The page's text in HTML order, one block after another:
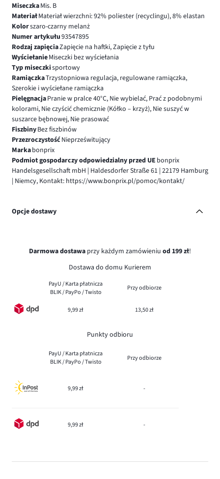
MiseczkaMis. B
MateriałMateriał wierzchni: 92% poliester (recyclingu), 8% elastan
Kolorszaro-czarny melanż
Numer artykułu93547895
Rodzaj zapięciaZapięcie na haftki, Zapięcie z tyłu
WyściełanieMiseczki bez wyściełania
Typ miseczkisportowy
RamiączkaTrzystopniowa regulacja, regulowane ramiączka,
Szerokie i wyściełane ramiączka
PielęgnacjaPranie w pralce 40°C, Nie wybielać, Prać z podobnymi
kolorami, Nie czyścić chemicznie (Kółko – krzyż), Nie suszyć w
suszarce bębnowej, Nie prasować
FiszbinyBez fiszbinów
PrzezroczystośćNieprześwitujący
Markabonprix
Podmiot gospodarczy odpowiedzialny przed UE bonprix
Handelsgesellschaft mbH | Haldesdorfer Straße 61 | 22179 Hamburg
| Niemcy, Kontakt: https://www.bonprix.pl/pomoc/kontakt/
Opcje dostawy
Darmowa dostawa przy każdym zamówieniu od 199 zł!
Dostawa do domu Kurierem
PayU / Karta płatnicza
BLIK / PayPo / Twisto
Przy odbiorze
9,99 zł 13,50 zł
Punkty odbioru
PayU / Karta płatnicza
BLIK / PayPo / Twisto
Przy odbiorze
9,99 zł -
9,99 zł -